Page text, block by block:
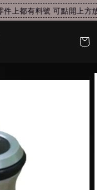
上都有料號 可點開上方